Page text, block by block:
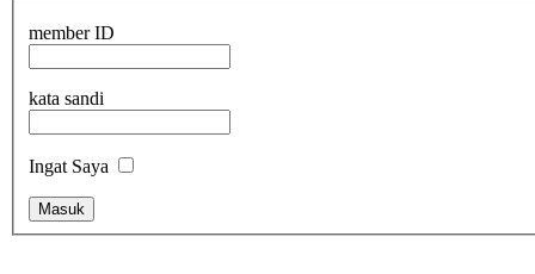
member ID
kata sandi
Ingat Saya